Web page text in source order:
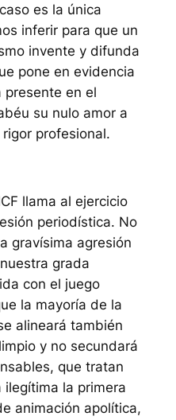
es la única
inferir para que un
invente y difunda
pone en evidencia
presente en el
su nulo amor a
profesional.
llama al ejercicio
periodística. No
gravísima agresión
grada
con el juego
la mayoría de la
alineará también
y no secundará
que tratan
la primera
animación apolítica,